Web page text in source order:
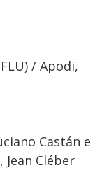
/ Apodi,
Castán e
Jean Cléber